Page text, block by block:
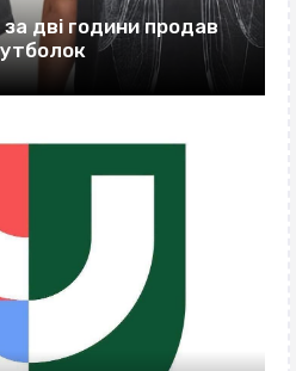
дві години продав